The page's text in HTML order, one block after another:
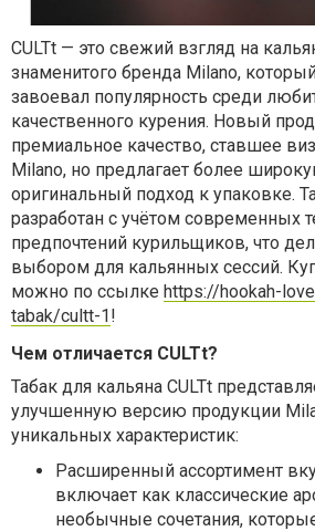
CULTt — это свежий взгляд на
знаменитого бренда Milano,
завоевал популярность среди
качественного курения. Новый
премиальное качество, ставшее
Milano, но предлагает более
оригинальный подход к упаковке.
разработан с учётом современных
предпочтений курильщиков, что
выбором для кальянных сессий.
можно по ссылке https://hookah-
tabak/cultt-1!
Чем отличается CULTt?
Табак для кальяна CULTt
улучшенную версию продукции
уникальных характеристик:
Расширенный ассортимент
включает как классические
необычные сочетания,